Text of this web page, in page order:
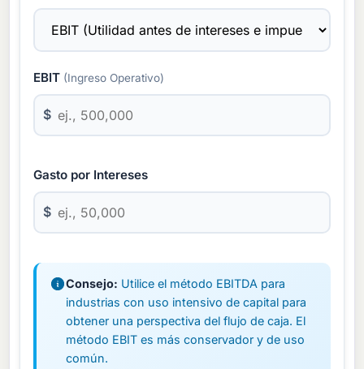
EBIT (Ingreso Operativo)
$
Gasto por Intereses
$
Consejo: Utilice el método EBITDA para
industrias con uso intensivo de capital para
obtener una perspectiva del flujo de caja. El
método EBIT es más conservador y de uso
común.